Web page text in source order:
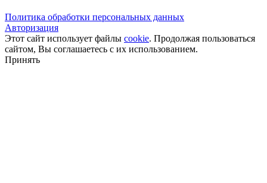
Политика обработки персональных данных
Авторизация
Этот сайт использует файлы cookie. Продолжая пользоваться
сайтом, Вы соглашаетесь с их использованием.
Принять